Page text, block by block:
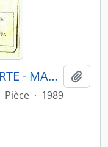
INFORMATIVO CALHA NORTE - MANAUS AM CONSELHO INDIGENISTA MISSIONÁRIO CIMI NORTE I - 1989 - Nº03
Pièce · 1989